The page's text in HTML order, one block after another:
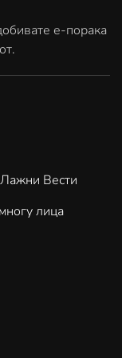
е-порака
Лажни Вести
лица